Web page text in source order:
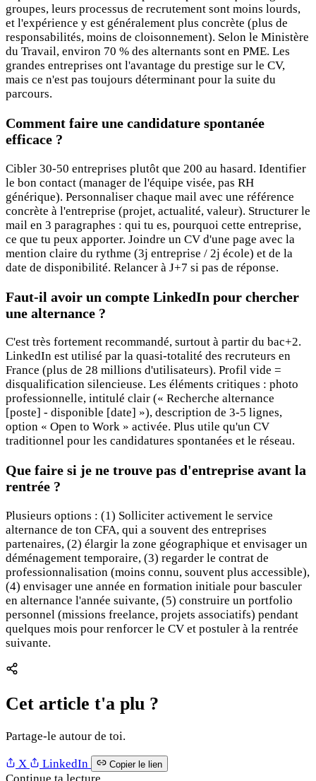
groupes, leurs processus de recrutement sont moins lourds,
et l'expérience y est généralement plus concrète (plus de
responsabilités, moins de cloisonnement). Selon le Ministère
du Travail, environ 70 % des alternants sont en PME. Les
grandes entreprises ont l'avantage du prestige sur le CV,
mais ce n'est pas toujours déterminant pour la suite du
parcours.
Comment faire une candidature spontanée
efficace ?
Cibler 30-50 entreprises plutôt que 200 au hasard. Identifier
le bon contact (manager de l'équipe visée, pas RH
générique). Personnaliser chaque mail avec une référence
concrète à l'entreprise (projet, actualité, valeur). Structurer le
mail en 3 paragraphes : qui tu es, pourquoi cette entreprise,
ce que tu peux apporter. Joindre un CV d'une page avec la
mention claire du rythme (3j entreprise / 2j école) et de la
date de disponibilité. Relancer à J+7 si pas de réponse.
Faut-il avoir un compte LinkedIn pour chercher
une alternance ?
C'est très fortement recommandé, surtout à partir du bac+2.
LinkedIn est utilisé par la quasi-totalité des recruteurs en
France (plus de 28 millions d'utilisateurs). Profil vide =
disqualification silencieuse. Les éléments critiques : photo
professionnelle, intitulé clair (« Recherche alternance
[poste] - disponible [date] »), description de 3-5 lignes,
option « Open to Work » activée. Plus utile qu'un CV
traditionnel pour les candidatures spontanées et le réseau.
Que faire si je ne trouve pas d'entreprise avant la
rentrée ?
Plusieurs options : (1) Solliciter activement le service
alternance de ton CFA, qui a souvent des entreprises
partenaires, (2) élargir la zone géographique et envisager un
déménagement temporaire, (3) regarder le contrat de
professionnalisation (moins connu, souvent plus accessible),
(4) envisager une année en formation initiale pour basculer
en alternance l'année suivante, (5) construire un portfolio
personnel (missions freelance, projets associatifs) pendant
quelques mois pour renforcer le CV et postuler à la rentrée
suivante.
Cet article t'a plu ?
Partage-le autour de toi.
X LinkedIn Copier le lien